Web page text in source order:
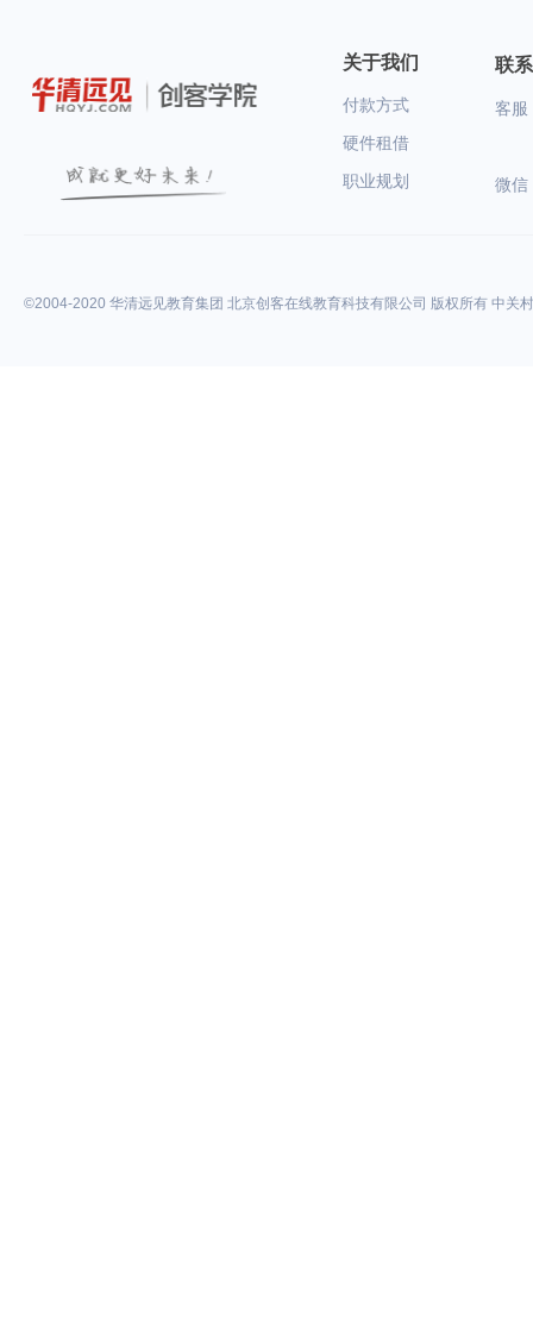
关于我们
付款方式
硬件租借
职业规划
联
客服
微信
©2004-2020 华清远见教育集团 北京创客在线教育科技有限公司 版权所有 中关